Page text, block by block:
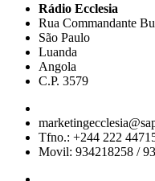
Rádio Ecclesia
Rua Commandante
São Paulo
Luanda
Angola
C.P. 3579
Tfno.: +244 222
Movil: 934218258 /